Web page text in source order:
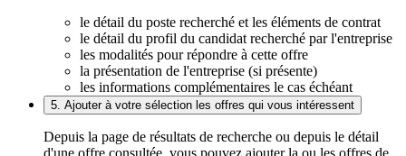
le détail du poste recherché et les éléments de contrat
le détail du profil du candidat recherché par l'entreprise
les modalités pour répondre à cette offre
la présentation de l'entreprise (si présente)
les informations complémentaires le cas échéant
5. Ajouter à votre sélection les offres qui vous intéressent
Depuis la page de résultats de recherche ou depuis le détail
d'une offre consultée, vous pouvez ajouter la ou les offres de